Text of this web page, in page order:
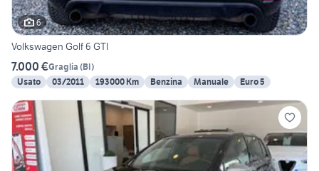
6
Volkswagen Golf 6 GTI
7.000 €Graglia (BI)
Usato
03/2011 193000 Km Benzina Manuale Euro 5